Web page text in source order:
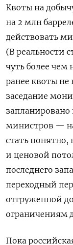
Квоты на
на 2 млн
действовать
(В реальности
чуть более чем
ранее квоты
заседание
запланировано
министров —
стать понятно,
и ценовой
последнего
переходный
отгруженной до
ограничениям
Пока